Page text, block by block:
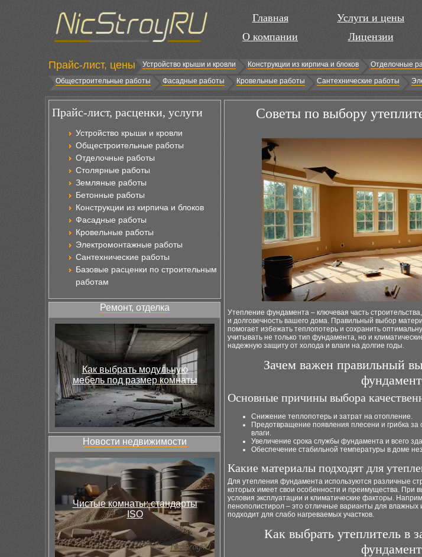
Главная
О компании
Услуги и цены
Лицензии
Прайс-лист, цены Устройство крыши и кровли Конструкции из кирпича и блоков Отделочные
Общестроительные работы
Фасадные работы Кровельные работы Сантехнические работы
Прайс-лист, расценки, услуги
Устройство крыши и кровли
Общестроительные работы
Отделочные работы
Столярные работы
Земляные работы
Бетонные работы
Конструкции из кирпича и блоков
Фасадные работы
Кровельные работы
Электромонтажные работы
Сантехнические работы
Базовые расценки по строительным
работам
Ремонт, отделка
Как выбрать модульную
мебель под размер комнаты
Новости недвижимости
Чистые комнаты: стандарты
ISO
Советы по выбору
Утепление фундамента – ключевая часть
и долговечность вашего дома. Правильный выбор
помогает избежать теплопотерь и сохранить
учитывать не только тип фундамента, но и
надежную защиту от холода и влаги на долгие годы.
Зачем важен правильный
Основные причины выбора
Снижение теплопотерь и затрат на отопление.
Предотвращение появления плесени и грибка
влаги.
Увеличение срока службы фундамента и всего
Обеспечение стабильной температуры в доме
Какие материалы подходят для
Для утепления фундамента используются различные
которых имеет свои особенности и преимущества. При
условия эксплуатации и климатические факторы.
пенополистирол – это отличные варианты для влажных
подходит для слабо нагреваемых участков.
Как выбрать утеплитель в